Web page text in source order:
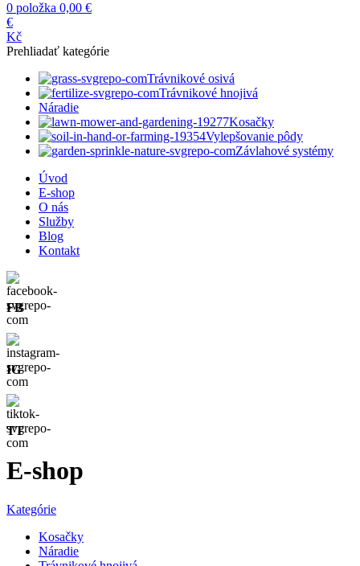
0 položka 0,00 €
€
Kč
Prehliadať kategórie
Trávnikové osivá
Trávnikové hnojivá
Náradie
Kosačky
Vylepšovanie pôdy
Závlahové systémy
Úvod
E-shop
O nás
Služby
Blog
Kontakt
FB
IG
TT
E-shop
Kategórie
Kosačky
Náradie